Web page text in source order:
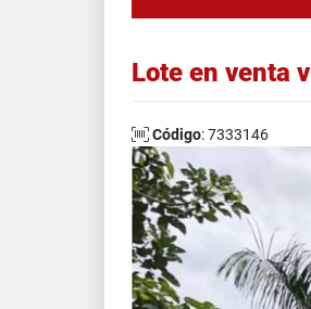
Lote en venta
Código: 7333146